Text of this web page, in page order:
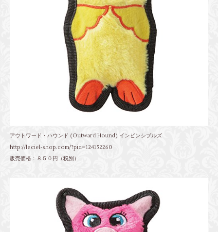
アウトワード・ハウンド (Outward Hound) インビンシブルズ
http://leciel-shop.com/?pid=124152260
販売価格：８５０円（税別）